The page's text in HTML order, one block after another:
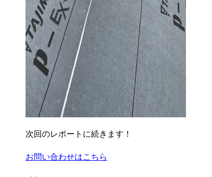
次回のレポートに続きます！
お問い合わせはこちら